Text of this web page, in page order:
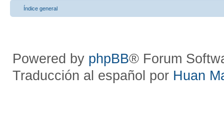
Índice general
Powered by phpBB® Forum
Traducción al español por Huan